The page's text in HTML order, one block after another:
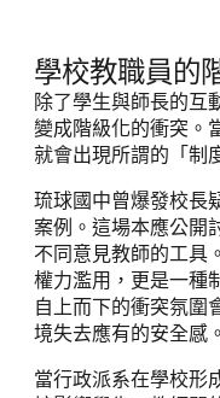
學校教職員的
除了學生與師長的互
變成階級化的衝突。
就會出現所謂的「制
琉球國中曾爆發校長
案例。這場本應公開
不同意見教師的工具
權力濫用，更是一種
自上而下的衝突氛圍
境失去應有的安全感。
當行政派系在學校形